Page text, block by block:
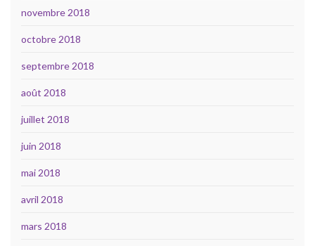
novembre 2018
octobre 2018
septembre 2018
août 2018
juillet 2018
juin 2018
mai 2018
avril 2018
mars 2018